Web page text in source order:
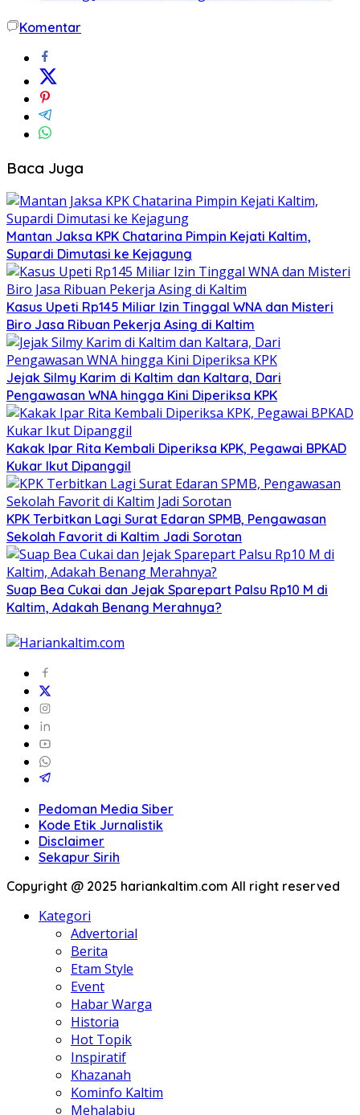
Komentar
Baca Juga
Mantan Jaksa KPK Chatarina Pimpin Kejati Kaltim,
Supardi Dimutasi ke Kejagung
Kasus Upeti Rp145 Miliar Izin Tinggal WNA dan Misteri
Biro Jasa Ribuan Pekerja Asing di Kaltim
Jejak Silmy Karim di Kaltim dan Kaltara, Dari
Pengawasan WNA hingga Kini Diperiksa KPK
Kakak Ipar Rita Kembali Diperiksa KPK, Pegawai BPKAD
Kukar Ikut Dipanggil
KPK Terbitkan Lagi Surat Edaran SPMB, Pengawasan
Sekolah Favorit di Kaltim Jadi Sorotan
Suap Bea Cukai dan Jejak Sparepart Palsu Rp10 M di
Kaltim, Adakah Benang Merahnya?
Pedoman Media Siber
Kode Etik Jurnalistik
Disclaimer
Sekapur Sirih
Copyright @ 2025 hariankaltim.com All right reserved
Kategori
Advertorial
Berita
Etam Style
Event
Habar Warga
Historia
Hot Topik
Inspiratif
Khazanah
Kominfo Kaltim
Mehalabiu